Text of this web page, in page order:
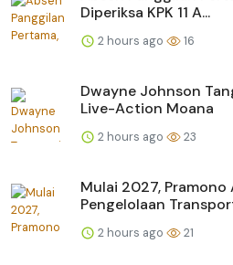
Diperiksa KPK 11 A...
2 hours ago 16
Dwayne Johnson
Live-Action Moana
2 hours ago 23
Mulai 2027, Pramono
Pengelolaan
2 hours ago 21